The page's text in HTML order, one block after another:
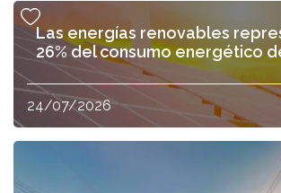
Las energías renovables
26% del consumo energético
24/07/2026